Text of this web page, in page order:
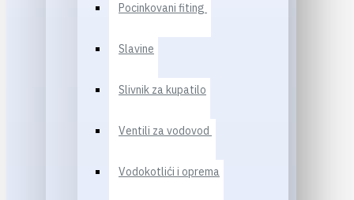
Pocinkovani fiting
Slavine
Slivnik za kupatilo
Ventili za vodovod
Vodokotlići i oprema